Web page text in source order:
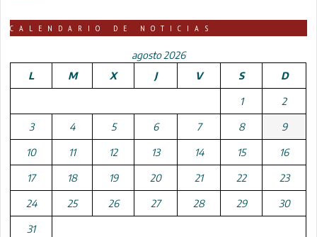
CALENDARIO DE NOTICIAS
agosto 2026
L
M X J V S D
1 2
3 4 5 6 7 8 9
10 11 12 13 14 15 16
17 18 19 20 21 22 23
24 25 26 27 28 29 30
31